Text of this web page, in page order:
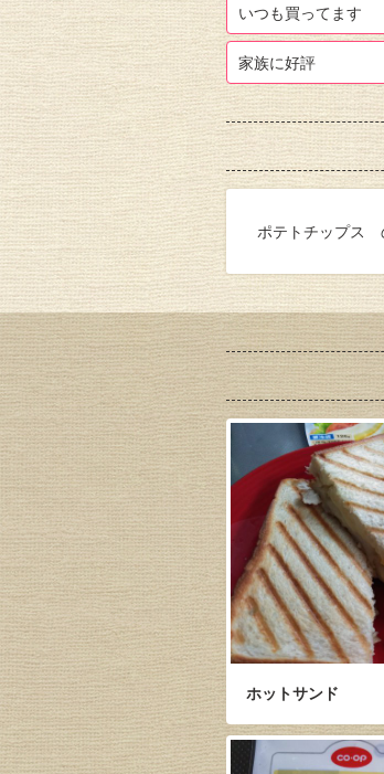
いつも買ってます
家族に好評
ポテトチップス
ホットサンド